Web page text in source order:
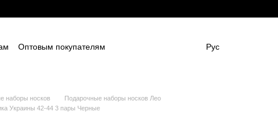
Оптовым покупателям
Рус
наборы носков
Подарочные наборы носков Лео
Украины 42-44 3 пары Черные